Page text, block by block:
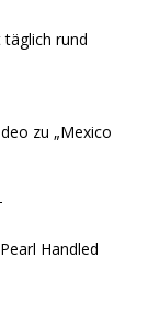
täglich rund
zu „Mexico
Handled